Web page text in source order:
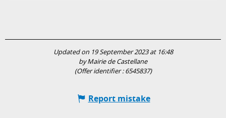
Updated on 19 September 2023 at 16:48
by Mairie de Castellane
(Offer identifier :6545837)
Report mistake